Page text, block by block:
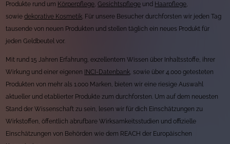
Produkte rund um Körperpflege,Gesichtspflege und Haarpflege,
sowiedekorative Kosmetik. Für unsere Besucher durchforsten wir jeden Tag
tausende von neuen Produkten und stellen täglich ein neues Produkt für
jeden Geldbeutel vor.
Mit rund 15 Jahren Erfahrung, exzellentem Wissen über Inhaltsstoffe, ihrer
Wirkung und einer eigenen
INCI-Datenbank, sowie über 4.000 getesteten
Produkten von mehr als 1.000 Marken, bieten wir eine riesige Auswahl
aktueller und etablierter Produkte zum durchforsten. Um auf dem neuesten
Stand der Wissenschaft zu sein, lesen wir für dich Einschätzungen zu
Wirkstoffen, öffentlich abrufbare Wirksamkeitsstudien und offizielle
Einschätzungen von Behörden wie dem REACH der Europäischen